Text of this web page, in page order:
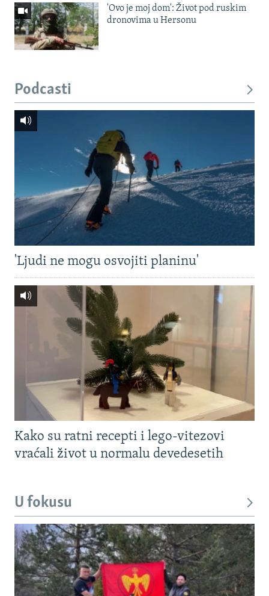
'Ovo je moj dom': Život pod ruskim
dronovima u Hersonu
Podcasti
'Ljudi ne mogu osvojiti planinu'
Kako su ratni recepti i lego-vitezovi
vraćali život u normalu devedesetih
U fokusu